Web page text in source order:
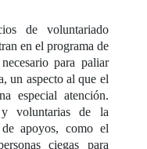
de voluntariado
en el programa de
para paliar
un aspecto al que el
especial atención.
voluntarias de la
apoyos, como el
ciegas para